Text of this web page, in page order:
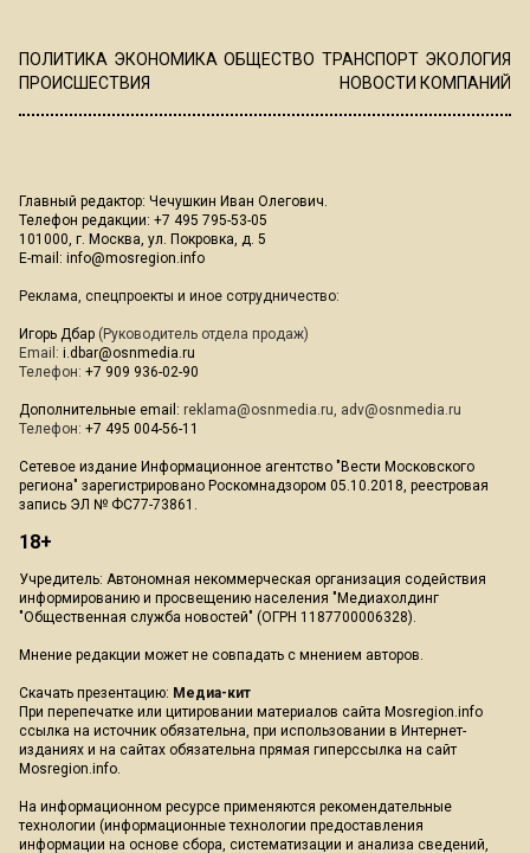
ПОЛИТИКА ЭКОНОМИКА ОБЩЕСТВО ТРАНСПОРТ ЭКОЛОГИЯ
ПРОИСШЕСТВИЯ
НОВОСТИ КОМПАНИЙ
Главный редактор: Чечушкин Иван Олегович.
Телефон редакции: +7 495 795-53-05
101000, г. Москва, ул. Покровка, д. 5
E-mail: info@mosregion.info
Реклама, спецпроекты и иное сотрудничество:
Игорь Дбар (Руководитель отдела продаж)
Email: i.dbar@osnmedia.ru
Телефон: +7 909 936-02-90
Дополнительные email: reklama@osnmedia.ru, adv@osnmedia.ru
Телефон: +7 495 004-56-11
Сетевое издание Информационное агентство "Вести Московского
региона" зарегистрировано Роскомнадзором 05.10.2018, реестровая
запись ЭЛ № ФС77-73861.
18+
Учредитель: Автономная некоммерческая организация содействия
информированию и просвещению населения "Медиахолдинг
"Общественная служба новостей" (ОГРН 1187700006328).
Мнение редакции может не совпадать с мнением авторов.
Скачать презентацию: Медиа-кит
При перепечатке или цитировании материалов сайта Mosregion.info
ссылка на источник обязательна, при использовании в Интернет-
изданиях и на сайтах обязательна прямая гиперссылка на сайт
Mosregion.info.
На информационном ресурсе применяются рекомендательные
технологии (информационные технологии предоставления
информации на основе сбора, систематизации и анализа сведений,